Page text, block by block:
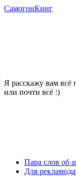
СамогонКинг
Я расскажу вам всё
или почти всё :)
Пара слов об
Для